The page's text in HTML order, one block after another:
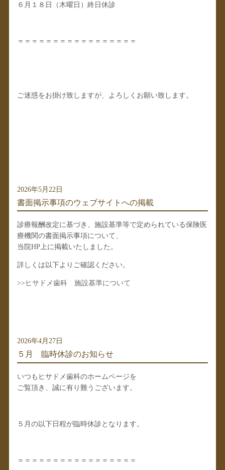
６月１８日（木曜日）終日休診
＝＝＝＝＝＝＝＝＝＝＝＝＝＝＝＝＝
ご迷惑をお掛け致しますが、よろしくお願い致します。
2026年5月22日
書面掲示事項のウェブサイトへの掲載
診療報酬改定に基づき、施設基準等で定められている保険医
療機関の書面掲示事項について、
当院HP上に掲載いたしました。
詳しくは以下よりご確認ください。
>> ヒサドメ歯科 施設基準について
2026年4月27日
５月 臨時休診のお知らせ
いつもヒサドメ歯科のホームページを
ご覧頂き、誠に有り難うございます。
５月の以下日程が臨時休診となります。
＝＝＝＝＝＝＝＝＝＝＝＝＝＝＝＝＝